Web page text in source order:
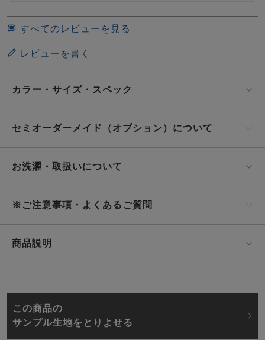
すべてのレビューを見る
レビューを書く
カラー・サイズ・スペック
セミオーダーメイド（オプション）について
お洗濯・取扱いについて
※ご注意事項・よくあるご質問
商品説明
この商品の
サンプル生地をとりよせる